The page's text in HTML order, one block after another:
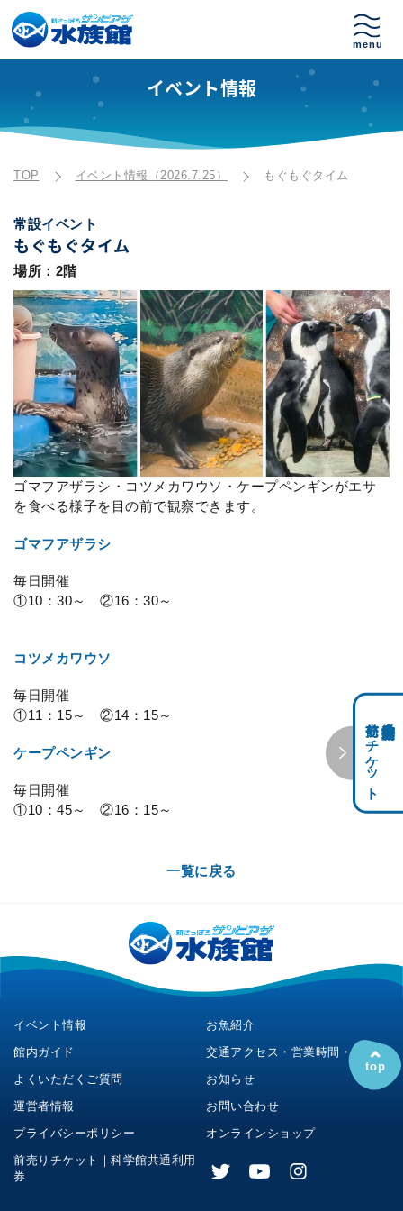
イベント情報
TOP イベント情報（2026.7.25） もぐもぐタイム
常設イベント
もぐもぐタイム
場所：2階
ゴマフアザラシ・コツメカワウソ・ケープペンギンがエサ
を食べる様子を目の前で観察できます。
ゴマフアザラシ
毎日開催
①10：30～ ②16：30～
コツメカワウソ
毎日開催
①11：15～ ②14：15～
ケープペンギン
毎日開催
①10：45～ ②16：15～
一覧に戻る
前売りチケット
イベント情報
お魚紹介
館内ガイド
交通アクセス・営業時間・料金
よくいただくご質問
お知らせ
運営者情報
お問い合わせ
プライバシーポリシー
オンラインショップ
前売りチケット｜科学館共通利用
券
top